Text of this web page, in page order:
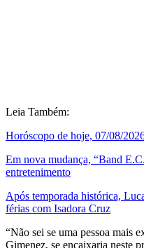
Leia Também:
Horóscopo de hoje, 07/08/
Em nova mudança, “Band
entretenimento
Após temporada histórica,
férias com Isadora Cruz
“Não sei se uma pessoa mais
Gimenez, se encaixaria neste